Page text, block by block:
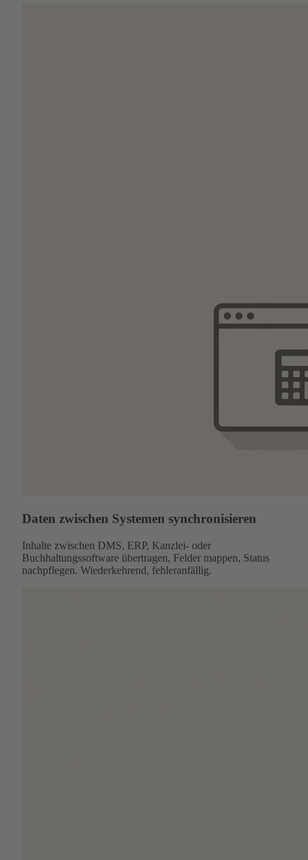
Daten zwischen Systemen synchronisieren
Inhalte zwischen DMS, ERP, Kanzlei- oder
Buchhaltungssoftware übertragen, Felder mappen, Status
nachpflegen. Wiederkehrend, fehleranfällig.